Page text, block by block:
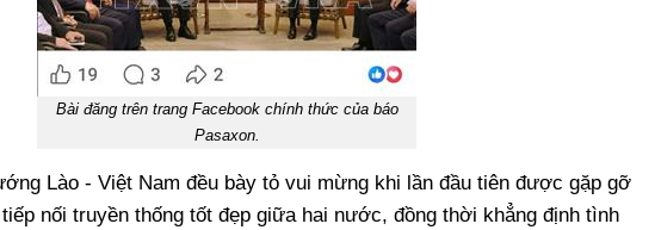
Bài đăng trên trang Facebook chính thức của báo
Pasaxon.
Lào - Việt Nam đều bày tỏ vui mừng khi lần đầu tiên được gặp gỡ
nối truyền thống tốt đẹp giữa hai nước, đồng thời khẳng định tình